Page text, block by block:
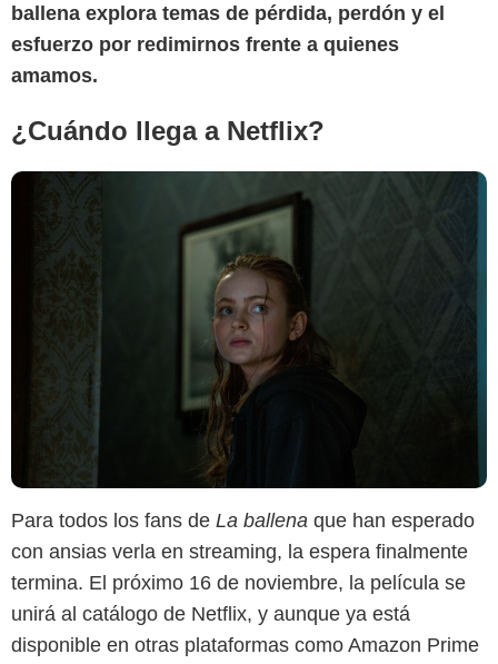
ballena explora temas de pérdida, perdón y el
esfuerzo por redimirnos frente a quienes
amamos.
¿Cuándo llega a Netflix?
Para todos los fans de La ballena que han esperado
con ansias verla en streaming, la espera finalmente
termina. El próximo 16 de noviembre, la película se
unirá al catálogo de Netflix, y aunque ya está
disponible en otras plataformas como Amazon Prime